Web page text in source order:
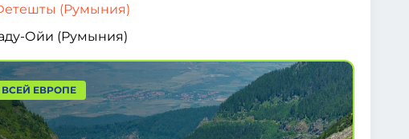
(Румыния)
Ойи (Румыния)
ЕВРОПЕ